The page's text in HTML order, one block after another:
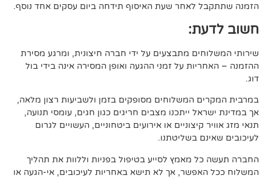
לאחר שעת האיסוף תידחה ביום עסקים אחד נוסף.
מתבצעים על ידי חברה חיצונית, ומרגע מסירת
על זמני ההגעה ואופן המסירה אינה בידי בול
המשלוחים מסופקים בזמן ולשביעות רצון מלאה,
ייתכנו מצבים חריגים כגון חגים, עומסי תנועה,
או אירועים ביטחוניים, העשויים לגרום
בשליטתנו.
מאמץ לסייע בטיפול בפניות וללוות את תהליך
אך לא תישא באחריות לעיכובים, אי-הגעה או